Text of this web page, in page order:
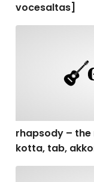
vocesaltas]
rhapsody –
kotta, tab,